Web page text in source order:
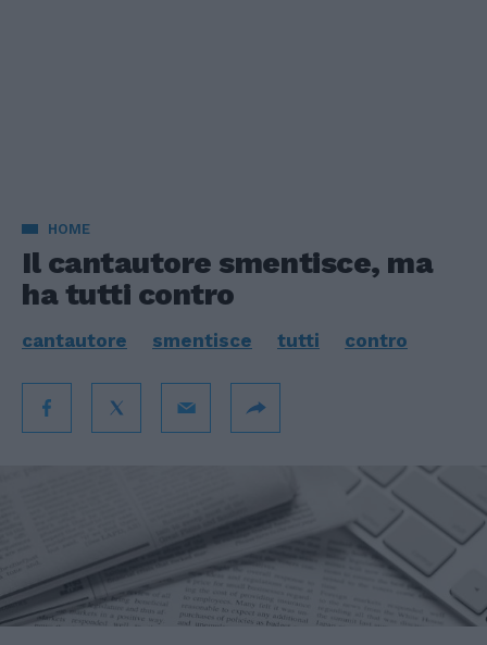
HOME
Il cantautore smentisce, ma
ha tutti contro
cantautore smentisce tutti contro